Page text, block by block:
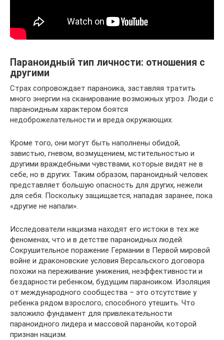
Параноидный тип личности: отношения с
другими
Страх сопровождает параноика, заставляя тратить
много энергии на сканирование возможных угроз. Люди с
параноидным характером боятся
недоброжелательности и вреда окружающих.
Кроме того, они могут быть наполнены обидой,
завистью, гневом, возмущением, мстительностью и
другими враждебными чувствами, которые видят не в
себе, но в других. Таким образом, параноидный человек
представляет большую опасность для других, нежели
для себя. Поскольку защищается, нападая заранее, пока
«другие не напали».
Исследователи нацизма находят его истоки в тех же
феноменах, что и в детстве параноидных людей.
Сокрушительное поражение Германии в Первой мировой
войне и драконовские условия Версальского договора
похожи на переживание унижения, неэффективности и
бездарности ребенком, будущим параноиком. Изоляция
от международного сообщества – это отсутствие у
ребенка рядом взрослого, способного утешить. Что
заложило фундамент для привлекательности
параноидного лидера и массовой паранойи, которой
признан нацизм.